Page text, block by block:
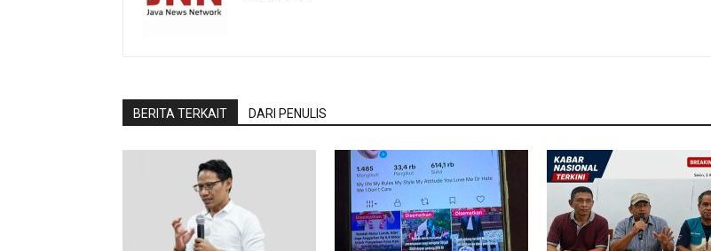
BERITA TERKAIT DARI PENULIS